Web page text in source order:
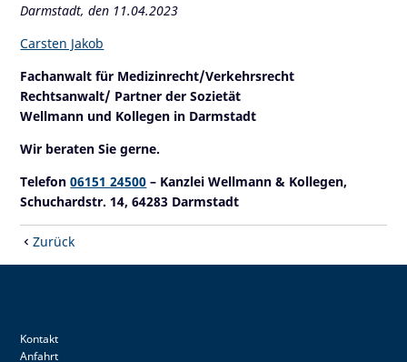
Darmstadt, den 11.04.2023
Carsten Jakob
Fachanwalt für Medizinrecht/Verkehrsrecht
Rechtsanwalt/ Partner der Sozietät
Wellmann und Kollegen in Darmstadt
Wir beraten Sie gerne.
Telefon06151 24500 – Kanzlei Wellmann & Kollegen,
Schuchardstr. 14, 64283 Darmstadt
Zurück
Kontakt
Anfahrt